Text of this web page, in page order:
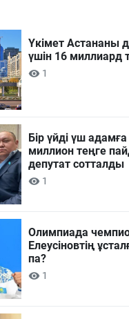
Үкімет Астананы
үшін 16 миллиард
1
Бір үйді үш
миллион теңге
депутат сотталды
1
Олимпиада
Елеусіновтің
па?
1